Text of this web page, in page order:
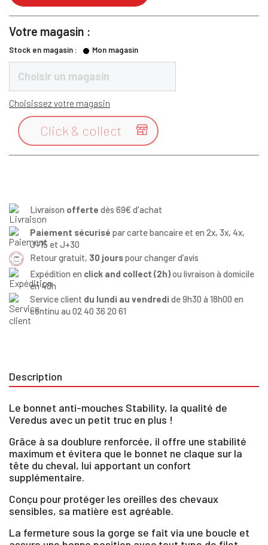
Votre magasin :
Stock en magasin : Mon magasin
Choisir un magasin
Choisissez votre magasin

Click & collect
Livraison offerte dès 69€ d'achat
Paiement sécurisé par carte bancaire et en 2x, 3x, 4x,
J+15 et J+30
Retour gratuit, 30 jourspour changer d’avis
Expédition en click and collect (2h)ou livraison à domicile
en 48h
Service client du lundi au vendredi de 9h30 à 18h00 en
continu au 02 40 36 20 61
Description
Le bonnet anti-mouches Stability, la qualité de
Veredus avec un petit truc en plus !
Grâce à sa doublure renforcée, il offre une stabilité
maximum et évitera que le bonnet ne claque sur la
tête du cheval, lui apportant un confort
supplémentaire.
Conçu pour protéger les oreilles des chevaux
sensibles, sa matière est agréable.
La fermeture sous la gorge se fait via une boucle et